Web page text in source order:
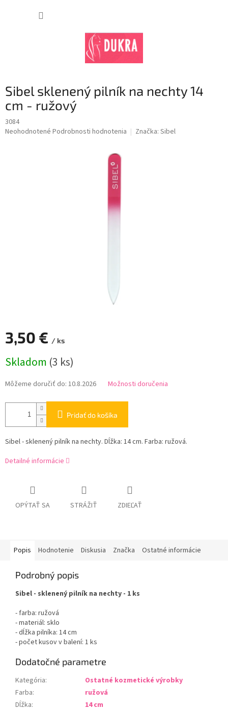
Sibel sklenený pilník na nechty 14
cm - ružový
3084
Priemerné
Neohodnotené Podrobnosti hodnotenia Značka: Sibel
3,50 € / ks
cena:
Skladom (3 ks)
Môžeme doručiť do: 10.8.2026 Možnosti doručenia
Pridať do košíka
Sibel - sklenený pilník na nechty. Dĺžka: 14 cm. Farba: ružová.
Detailné informácie
OPÝTAŤ SA STRÁŽIŤ ZDIEĽAŤ
Popis Hodnotenie Diskusia Značka Ostatné informácie
Podrobný popis
Sibel - sklenený pilník na nechty - 1 ks
- farba: ružová
- materiál: sklo
- dĺžka pilníka: 14 cm
- počet kusov v balení: 1 ks
Dodatočné parametre
Kategória:
Ostatné kozmetické výrobky
Farba:
ružová
Dĺžka:
14 cm